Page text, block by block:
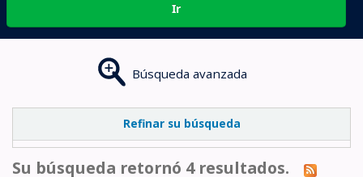
Ir
Búsqueda avanzada
Refinar su búsqueda
Su búsqueda retornó 4 resultados.